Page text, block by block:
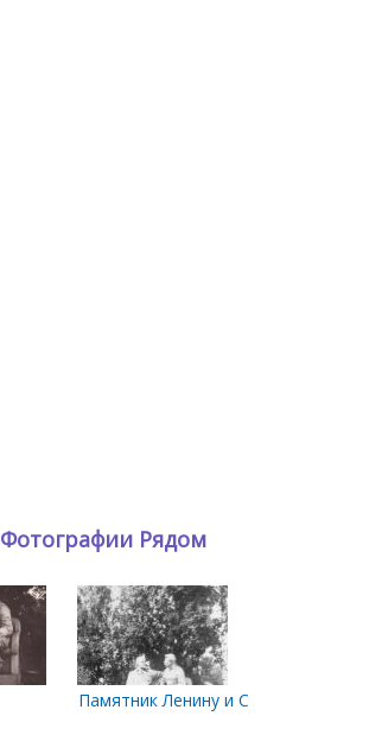
Фотографии Рядом
Памятник Ленину и Сталину